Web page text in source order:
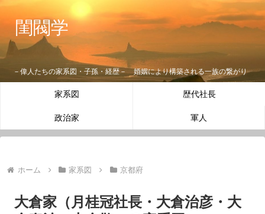
閨閥学
－偉人たちの家系図・子孫・経歴－ 婚姻により構築される一族の繋がり
家系図 歴代社長
政治家 軍人
ホーム 家系図 京都府
大倉家（月桂冠社長・大倉治彦・大